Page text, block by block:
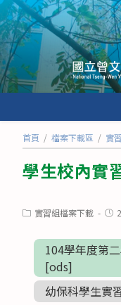
跳
轉
至
主
要
內
首頁 / 檔案下載區 / 實
學生校內實
Post實習組檔案下載
Post
104學年度第
[ods]
幼保科學生實